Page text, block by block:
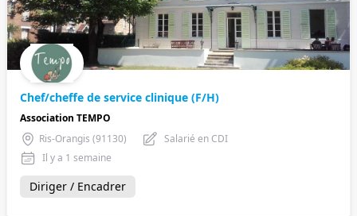
Chef/cheffe de service clinique (F/H)
Association TEMPO
Ris-Orangis (91130)
Salarié en CDI
Il y a 1 semaine
Diriger / Encadrer